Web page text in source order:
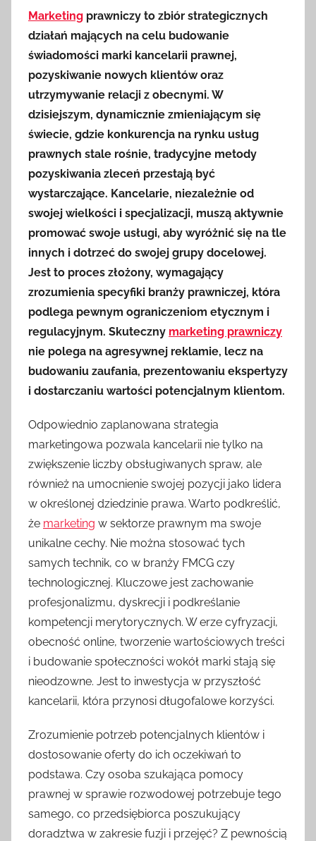
Marketing prawniczy to zbiór strategicznych
działań mających na celu budowanie
świadomości marki kancelarii prawnej,
pozyskiwanie nowych klientów oraz
utrzymywanie relacji z obecnymi. W
dzisiejszym, dynamicznie zmieniającym się
świecie, gdzie konkurencja na rynku usług
prawnych stale rośnie, tradycyjne metody
pozyskiwania zleceń przestają być
wystarczające. Kancelarie, niezależnie od
swojej wielkości i specjalizacji, muszą aktywnie
promować swoje usługi, aby wyróżnić się na tle
innych i dotrzeć do swojej grupy docelowej.
Jest to proces złożony, wymagający
zrozumienia specyfiki branży prawniczej, która
podlega pewnym ograniczeniom etycznym i
regulacyjnym. Skuteczny marketing prawniczy
nie polega na agresywnej reklamie, lecz na
budowaniu zaufania, prezentowaniu ekspertyzy
i dostarczaniu wartości potencjalnym klientom.
Odpowiednio zaplanowana strategia
marketingowa pozwala kancelarii nie tylko na
zwiększenie liczby obsługiwanych spraw, ale
również na umocnienie swojej pozycji jako lidera
w określonej dziedzinie prawa. Warto podkreślić,
że marketing w sektorze prawnym ma swoje
unikalne cechy. Nie można stosować tych
samych technik, co w branży FMCG czy
technologicznej. Kluczowe jest zachowanie
profesjonalizmu, dyskrecji i podkreślanie
kompetencji merytorycznych. W erze cyfryzacji,
obecność online, tworzenie wartościowych treści
i budowanie społeczności wokół marki stają się
nieodzowne. Jest to inwestycja w przyszłość
kancelarii, która przynosi długofalowe korzyści.
Zrozumienie potrzeb potencjalnych klientów i
dostosowanie oferty do ich oczekiwań to
podstawa. Czy osoba szukająca pomocy
prawnej w sprawie rozwodowej potrzebuje tego
samego, co przedsiębiorca poszukujący
doradztwa w zakresie fuzji i przejęć? Z pewnością